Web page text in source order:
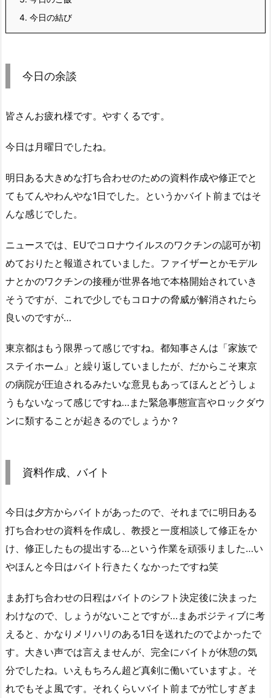
4. 今日の結び
今日の余談
皆さんお疲れ様です。やすくるです。
今日は月曜日でしたね。
明日ある大きめな打ち合わせのための資料作成や修正でと
てもてんやわんやな1日でした。というかバイト前まではそ
んな感じでした。
ニュースでは、EUでコロナウイルスのワクチンの認可が初
めておりたと報道されていました。ファイザーとかモデル
ナとかのワクチンの接種が世界各地で本格開始されていき
そうですが、これで少しでもコロナの脅威が解消されたら
良いのですが…
東京都はもう限界って感じですね。都知事さんは「家族で
ステイホーム」と繰り返していましたが、だからこそ東京
の病院が圧迫されるみたいな意見もあってほんとどうしょ
うもないなって感じですね…また緊急事態宣言やロックダウ
ンに類することが起きるのでしょうか？
資料作成、バイト
今日は夕方からバイトがあったので、それまでに明日ある
打ち合わせの資料を作成し、教授と一度相談して修正をか
け、修正したもの提出する…という作業を頑張りました…い
やほんと今日はバイト行きたくなかったですね笑
まあ打ち合わせの日程はバイトのシフト決定後に決まった
わけなので、しょうがないことですが…まあポジティブに考
えると、かなりメリハリのある1日を送れたのでよかったで
す。大きい声では言えませんが、完全にバイトが休憩の気
分でしたね。いえもちろん超ど真剣に働いていますよ。そ
れでもそよ風です。それくらいバイト前までが忙しすぎま